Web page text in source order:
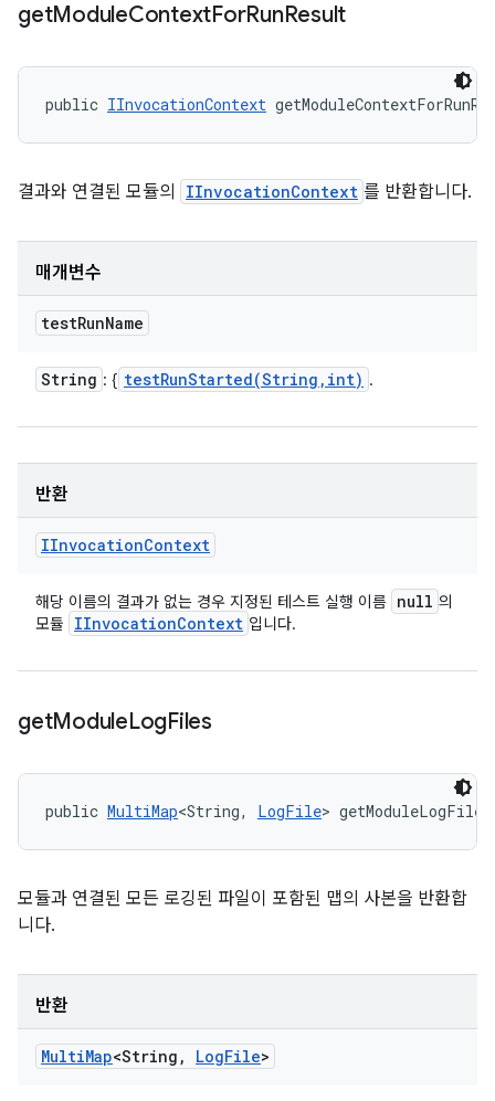
getModuleContextForRunResult
public IInvocationContext
결과와 연결된 모듈의 IInvocationContext 를 반환합니다.
매개변수
testRunName
String : { testRunStarted(String , int) .
반환
IInvocationContext
해당 이름의 결과가 없는 경우 지정된 테스트 실행 이름 null 의
모듈
IInvocationContext 입니다.
getModuleLogFiles
public MultiMap<String, LogFile>
모듈과 연결된 모든 로깅된 파일이 포함된 맵의 사본을 반환합
니다.
반환
MultiMap<String , LogFile>